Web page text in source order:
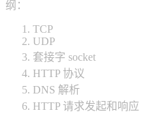
纲：
TCP
UDP
套接字 socket
HTTP 协议
DNS 解析
HTTP 请求发起和响应